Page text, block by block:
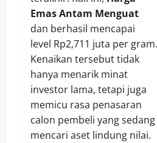
Emas Antam Menguat
dan berhasil mencapai
level Rp2,711 juta per gram.
Kenaikan tersebut tidak
hanya menarik minat
investor lama, tetapi juga
memicu rasa penasaran
calon pembeli yang sedang
mencari aset lindung nilai.